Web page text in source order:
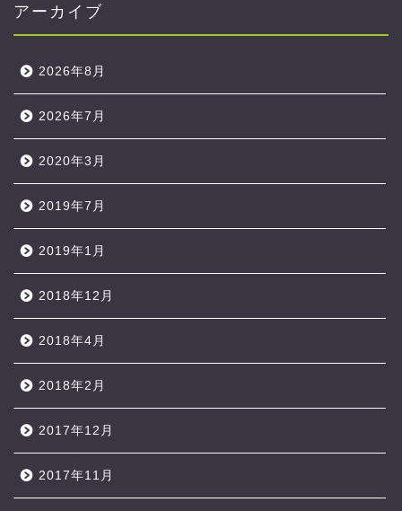
アーカイブ
2026年8月
2026年7月
2020年3月
2019年7月
2019年1月
2018年12月
2018年4月
2018年2月
2017年12月
2017年11月